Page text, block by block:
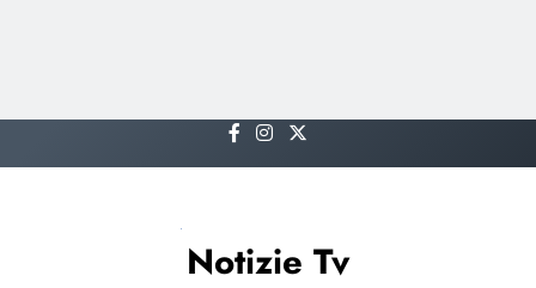
to
Notizie Tv